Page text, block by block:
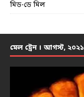
মিড-ডে মিল
মেল ট্রেন । আগস্ট, ২০২১